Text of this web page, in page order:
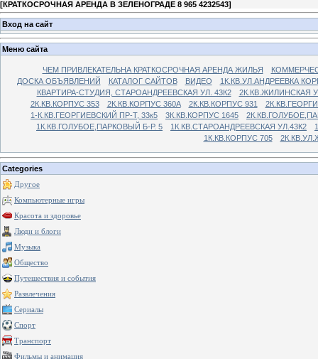
[КРАТКОСРОЧНАЯ АРЕНДА В ЗЕЛЕНОГРАДЕ 8 965 4232543]
Вход на сайт
Меню сайта
ЧЕМ ПРИВЛЕКАТЕЛЬНА КРАТКОСРОЧНАЯ АРЕНДА ЖИЛЬЯ
ДОСКА ОБЪЯВЛЕНИЙ
КАТАЛОГ САЙТОВ ВИДЕО
1К.КВ.УЛ.АНДРЕЕВКА
КВАРТИРА-СТУДИЯ, СТАРОАНДРЕЕВСКАЯ УЛ. 43К2
2К.КВ.ЖИЛИНСКАЯ
2К.КВ.КОРПУС 353
2К.КВ.КОРПУС 360А 2К.КВ.КОРПУС 931
1-К.КВ.ГЕОРГИЕВСКИЙ ПР-Т, 33к5
3К.КВ.КОРПУС 1645
1К.КВ.ГОЛУБОЕ,ПАРКОВЫЙ Б-Р. 5
1К.КВ.СТАРОАНДРЕЕВСКАЯ УЛ.43К2
1К.КВ.КОРПУС 705
Categories
Другое
Компьютерные игры
Красота и здоровье
Люди и блоги
Музыка
Общество
Путешествия и события
Развлечения
Сериалы
Спорт
Транспорт
Фильмы и анимация